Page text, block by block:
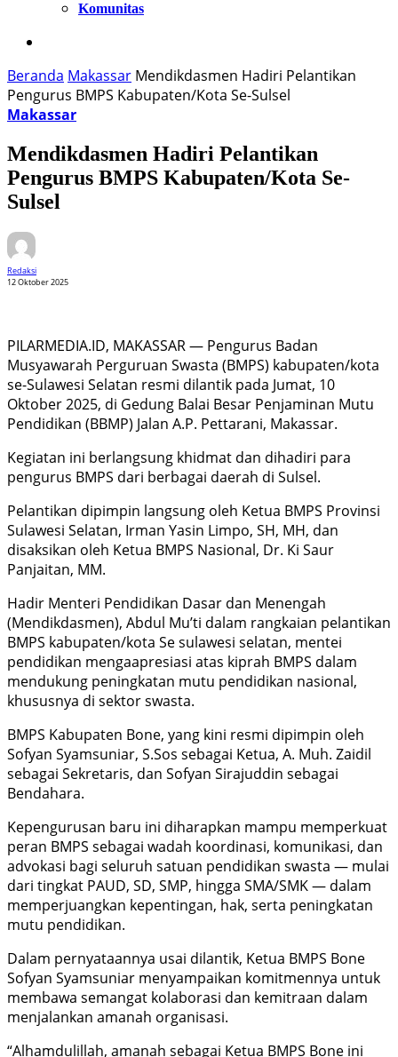
Komunitas
Beranda Makassar Mendikdasmen Hadiri Pelantikan
Pengurus BMPS Kabupaten/Kota Se-Sulsel
Makassar
Mendikdasmen Hadiri Pelantikan
Pengurus BMPS Kabupaten/Kota Se-
Sulsel
Redaksi
12 Oktober 2025
PILARMEDIA.ID, MAKASSAR — Pengurus Badan
Musyawarah Perguruan Swasta (BMPS) kabupaten/kota
se-Sulawesi Selatan resmi dilantik pada Jumat, 10
Oktober 2025, di Gedung Balai Besar Penjaminan Mutu
Pendidikan (BBMP) Jalan A.P. Pettarani, Makassar.
Kegiatan ini berlangsung khidmat dan dihadiri para
pengurus BMPS dari berbagai daerah di Sulsel.
Pelantikan dipimpin langsung oleh Ketua BMPS Provinsi
Sulawesi Selatan, Irman Yasin Limpo, SH, MH, dan
disaksikan oleh Ketua BMPS Nasional, Dr. Ki Saur
Panjaitan, MM.
Hadir Menteri Pendidikan Dasar dan Menengah
(Mendikdasmen), Abdul Mu’ti dalam rangkaian pelantikan
BMPS kabupaten/kota Se sulawesi selatan, mentei
pendidikan mengaapresiasi atas kiprah BMPS dalam
mendukung peningkatan mutu pendidikan nasional,
khususnya di sektor swasta.
BMPS Kabupaten Bone, yang kini resmi dipimpin oleh
Sofyan Syamsuniar, S.Sos sebagai Ketua, A. Muh. Zaidil
sebagai Sekretaris, dan Sofyan Sirajuddin sebagai
Bendahara.
Kepengurusan baru ini diharapkan mampu memperkuat
peran BMPS sebagai wadah koordinasi, komunikasi, dan
advokasi bagi seluruh satuan pendidikan swasta — mulai
dari tingkat PAUD, SD, SMP, hingga SMA/SMK — dalam
memperjuangkan kepentingan, hak, serta peningkatan
mutu pendidikan.
Dalam pernyataannya usai dilantik, Ketua BMPS Bone
Sofyan Syamsuniar menyampaikan komitmennya untuk
membawa semangat kolaborasi dan kemitraan dalam
menjalankan amanah organisasi.
“Alhamdulillah, amanah sebagai Ketua BMPS Bone ini